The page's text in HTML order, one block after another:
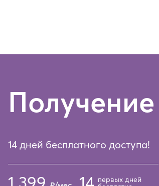
14 дней бесплатного доступа!
1 399 14 первых дней